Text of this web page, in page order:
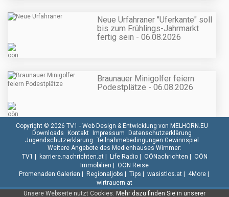
Neue Urfahraner "Uferkante" soll
bis zum Frühlings-Jahrmarkt
fertig sein - 06.08.2026
Braunauer Minigolfer feiern
Podestplätze - 06.08.2026
Unsere Webseite nutzt Cookies. Mehr dazu finden Sie in unserer
Copyright © 2026 TV1 - Web Design & Entwicklung von MELHORN.EU
Downloads Kontakt Impressum Datenschutzerklärung
Jugendschutzerklärung Teilnahmebedingungen Gewinnspiel
Weitere Angebote des Medienhauses Wimmer:
TV1 | karriere.nachrichten.at| Life Radio| OÖNachrichten | OÖN
Immobilien | OÖN Reise
Promenaden Galerien | Regionaljobs | Tips | wasistlos.at| 4More|
wirtrauern.at